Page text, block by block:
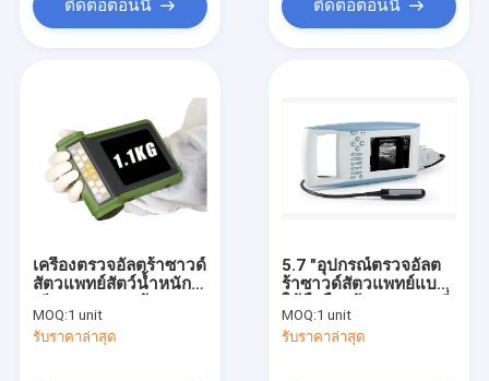
ติดต่อตอนนี้ ติดต่อตอนนี้
เครื่องตรวจอัลตร้าซาวด์
สัตวแพทย์สัตว์น้ำหนัก
ครอบซันไชน์
MOQ:1 unit
รับราคาล่าสุด
5.7 "อุปกรณ์ตรวจอัลต
ร้าซาวด์สัตวแพทย์แบบ
Li - Ion สำหรับสัตว์
MOQ:1 unit
รับราคาล่าสุด